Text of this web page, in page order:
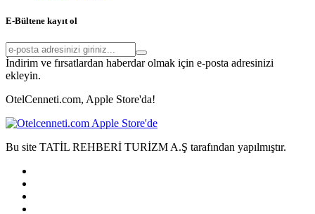
E-Bültene kayıt ol
İndirim ve fırsatlardan haberdar olmak için e-posta adresinizi
ekleyin.
OtelCenneti.com, Apple Store'da!
Bu site TATİL REHBERİ TURİZM A.Ş tarafından yapılmıştır.